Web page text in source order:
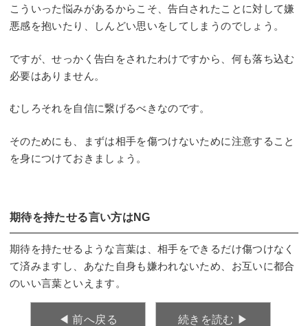
こういった悩みがあるからこそ、告白されたことに対して嫌
悪感を抱いたり、しんどい思いをしてしまうのでしょう。
ですが、せっかく告白をされたわけですから、何も落ち込む
必要はありません。
むしろそれを自信に繋げるべきなのです。
そのためにも、まずは相手を傷つけないために注意すること
を身につけておきましょう。
期待を持たせる言い方はNG
期待を持たせるような言葉は、相手をできるだけ傷つけなく
て済みますし、あなた自身も嫌われないため、お互いに都合
のいい言葉といえます。
◀︎ 前へ戻る 続きを読む ▶︎